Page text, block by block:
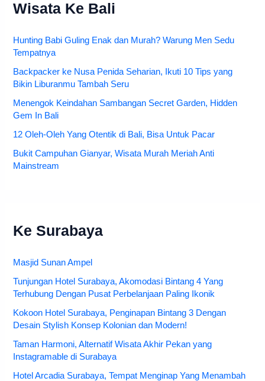
Wisata Ke Bali
Hunting Babi Guling Enak dan Murah? Warung Men Sedu
Tempatnya
Backpacker ke Nusa Penida Seharian, Ikuti 10 Tips yang
Bikin Liburanmu Tambah Seru
Menengok Keindahan Sambangan Secret Garden, Hidden
Gem In Bali
12 Oleh-Oleh Yang Otentik di Bali, Bisa Untuk Pacar
Bukit Campuhan Gianyar, Wisata Murah Meriah Anti
Mainstream
Ke Surabaya
Masjid Sunan Ampel
Tunjungan Hotel Surabaya, Akomodasi Bintang 4 Yang
Terhubung Dengan Pusat Perbelanjaan Paling Ikonik
Kokoon Hotel Surabaya, Penginapan Bintang 3 Dengan
Desain Stylish Konsep Kolonian dan Modern!
Taman Harmoni, Alternatif Wisata Akhir Pekan yang
Instagramable di Surabaya
Hotel Arcadia Surabaya, Tempat Menginap Yang Menambah